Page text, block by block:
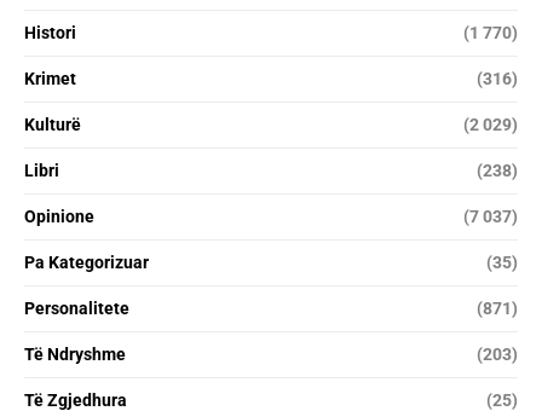
Histori (1 770)
Krimet (316)
Kulturë (2 029)
Libri (238)
Opinione (7 037)
Pa Kategorizuar (35)
Personalitete (871)
Të Ndryshme (203)
Të Zgjedhura (25)